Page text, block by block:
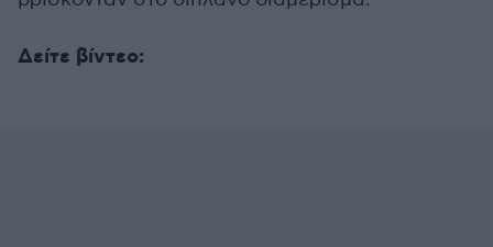
Δείτε βίντεο: